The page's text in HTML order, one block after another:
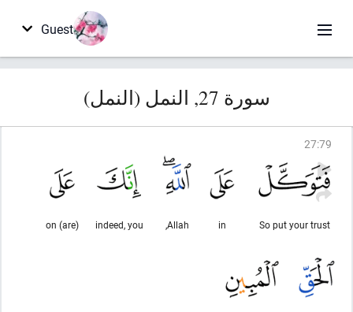
Guest
سورة 27, النمل (النمل)
27:79
So put your trust
in
Allah,
indeed, you
(are) on